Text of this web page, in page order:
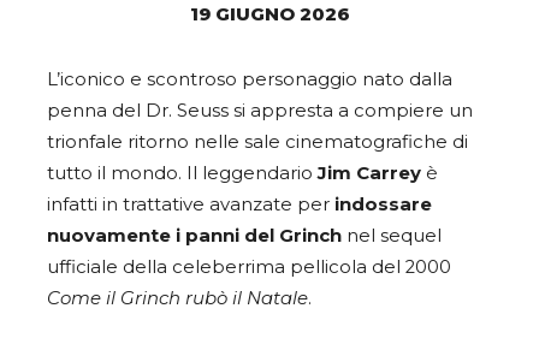
19 GIUGNO 2026
L’iconico e scontroso personaggio nato dalla
penna del Dr. Seuss si appresta a compiere un
trionfale ritorno nelle sale cinematografiche di
tutto il mondo. Il leggendarioJim Carrey è
infatti in trattative avanzate per indossare
nuovamente i panni del Grinch nel sequel
ufficiale della celeberrima pellicola del 2000
Come il Grinch rubò il Natale.